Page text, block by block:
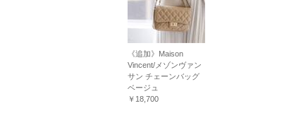
《追加》Maison
Vincent/メゾンヴァン
サン チェーンバッグ
ベージュ
￥18,700